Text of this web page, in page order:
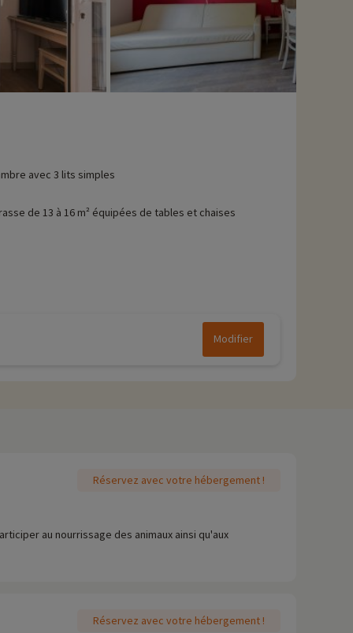
avec 3 lits simples
de 13 à 16 m² équipées de tables et chaises
Modifier
Réservez avec votre hébergement !
au nourrissage des animaux ainsi qu'aux
Réservez avec votre hébergement !